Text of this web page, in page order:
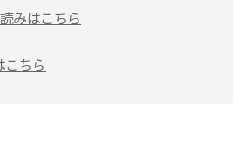
みはこちら
こちら